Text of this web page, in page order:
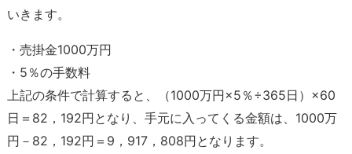
いきます。
・売掛金1000万円
・5％の手数料
上記の条件で計算すると、（1000万円×5％÷365日）×60
日＝82，192円となり、手元に入ってくる金額は、1000万
円－82，192円＝9，917，808円となります。